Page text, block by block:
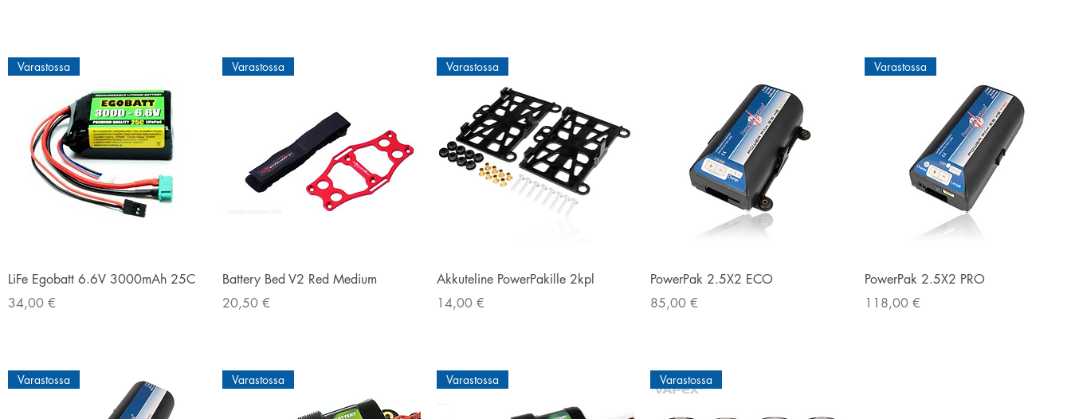
Pikakatselu
Varastossa
LiFe Egobatt 6.6V 3000mAh 25C
Hinta
34,00 €
Pikakatselu
Varastossa
Battery Bed V2 Red Medium
Hinta
20,50 €
Pikakatselu
Varastossa
Akkuteline PowerPakille 2kpl
Hinta
14,00 €
Pikakatselu
PowerPak 2.5X2 ECO
Hinta
85,00 €
Pikakatselu
Varastossa
PowerPak 2.5X2 PRO
Hinta
118,00 €
Varastossa Varastossa Varastossa Varastossa